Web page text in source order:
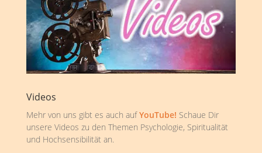
Videos
Mehr von uns gibt es auch aufYouTube! Schaue Dir
unsere Videos zu den Themen Psychologie, Spiritualität
und Hochsensibilität an.